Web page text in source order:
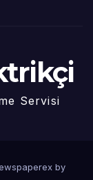
Servisi
by